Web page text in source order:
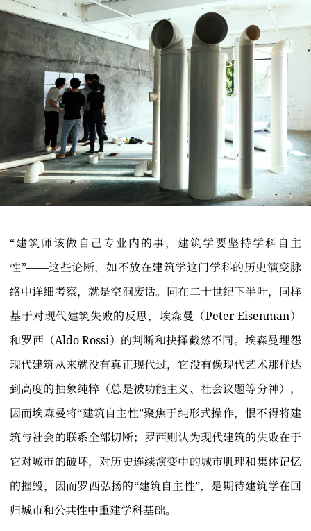
“建筑师该做自己专业内的事，建筑学要坚持学科自主
性”——这些论断，如不放在建筑学这门学科的历史演变脉
络中详细考察，就是空洞废话。同在二十世纪下半叶，同样
基于对现代建筑失败的反思，埃森曼（Peter Eisenman）
和罗西（Aldo Rossi）的判断和抉择截然不同。埃森曼埋怨
现代建筑从来就没有真正现代过，它没有像现代艺术那样达
到高度的抽象纯粹（总是被功能主义、社会议题等分神），
因而埃森曼将“建筑自主性”聚焦于纯形式操作，恨不得将建
筑与社会的联系全部切断；罗西则认为现代建筑的失败在于
它对城市的破坏，对历史连续演变中的城市肌理和集体记忆
的摧毁，因而罗西弘扬的“建筑自主性”，是期待建筑学在回
归城市和公共性中重建学科基础。